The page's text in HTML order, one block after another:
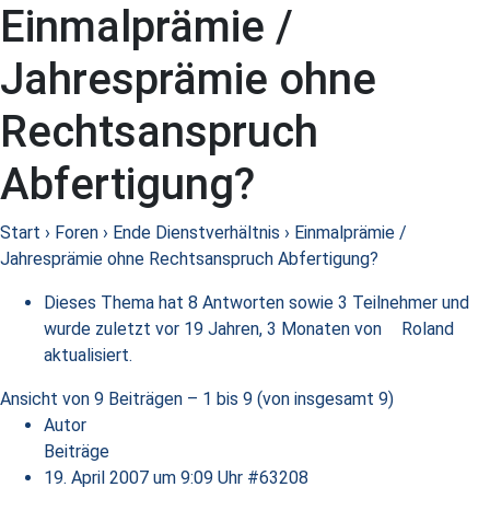
Einmalprämie /
Jahresprämie ohne
Rechtsanspruch
Abfertigung?
Start › Foren › Ende Dienstverhältnis › Einmalprämie /
Jahresprämie ohne Rechtsanspruch Abfertigung?
Dieses Thema hat 8 Antworten sowie 3 Teilnehmer und
wurde zuletzt vor 19 Jahren, 3 Monaten von
Roland
aktualisiert.
Ansicht von 9 Beiträgen – 1 bis 9 (von insgesamt 9)
Autor
Beiträge
19. April 2007 um 9:09 Uhr #63208